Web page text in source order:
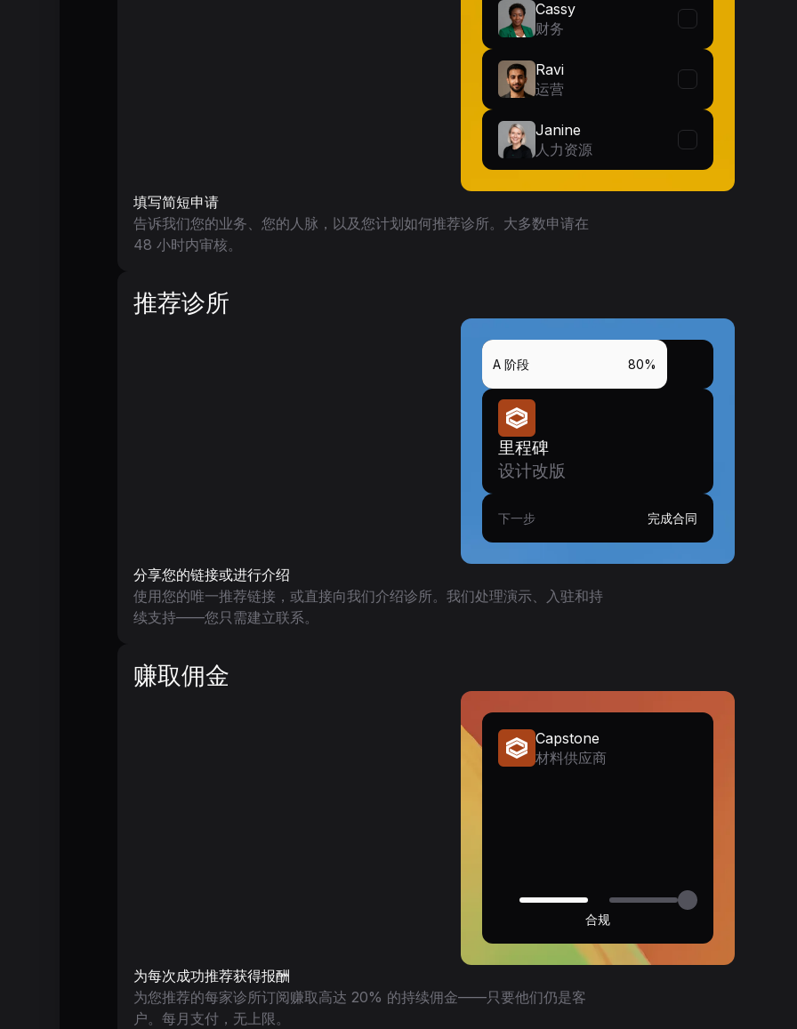
Cassy
财务
Ravi
运营
Janine
人力资源
填写简短申请
告诉我们您的业务、您的人脉，以及您计划如何推荐诊所。大多数申请在
48 小时内审核。
推荐诊所
A 阶段 80%
里程碑
设计改版
下一步 完成合同
分享您的链接或进行介绍
使用您的唯一推荐链接，或直接向我们介绍诊所。我们处理演示、入驻和持
续支持——您只需建立联系。
赚取佣金
Capstone
材料供应商
合规
为每次成功推荐获得报酬
为您推荐的每家诊所订阅赚取高达 20% 的持续佣金——只要他们仍是客
户。每月支付，无上限。